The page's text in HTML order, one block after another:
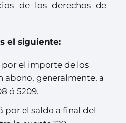
de los derechos de
el siguiente:
por el importe de los
abono, generalmente, a
ó 5209.
por el saldo a final del